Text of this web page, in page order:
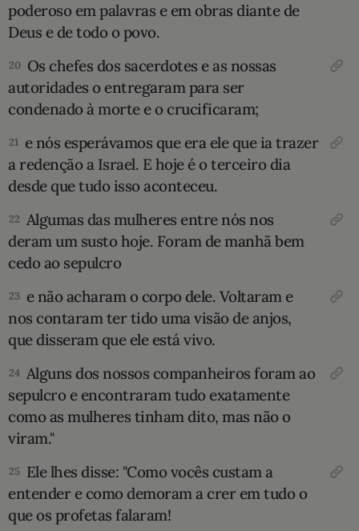
poderoso em palavras e em obras diante de
Deus e de todo o povo.
20 Os chefes dos sacerdotes e as nossas
autoridades o entregaram para ser
condenado à morte e o crucificaram;
21 e nós esperávamos que era ele que ia trazer
a redenção a Israel. E hoje é o terceiro dia
desde que tudo isso aconteceu.
22 Algumas das mulheres entre nós nos
deram um susto hoje. Foram de manhã bem
cedo ao sepulcro
23 e não acharam o corpo dele. Voltaram e
nos contaram ter tido uma visão de anjos,
que disseram que ele está vivo.
24 Alguns dos nossos companheiros foram ao
sepulcro e encontraram tudo exatamente
como as mulheres tinham dito, mas não o
viram."
25 Ele lhes disse: "Como vocês custam a
entender e como demoram a crer em tudo o
que os profetas falaram!